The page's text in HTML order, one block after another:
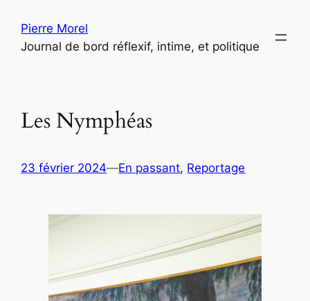
contenu
Pierre Morel
Journal de bord réflexif, intime, et politique
Les Nymphéas
23 février 2024—En passant, Reportage